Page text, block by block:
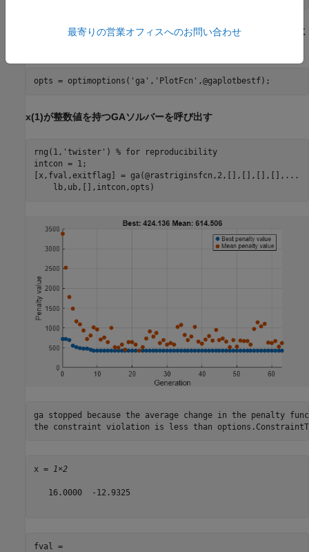
プロット関数を設定して、ゲームの進行状況を表示できるように
opts = optimoptions( 'ga' , 'PlotFcn' ,@gaplotbestf);
x(1)が整数値を持つGAソルバーを呼び出す
rng(1, 'twister' ) % for reproducibility
intcon = 1;
[x,fval,exitflag] = ga(@rastriginsfcn,2,[],[],[],[], ...
    lb,ub,[],intcon,opts)
ga stopped because the average change in the penalty
x = 1×2
   16.0000  -12.9325
fval =
最寄りの営業オフィスへのお問い合わせ